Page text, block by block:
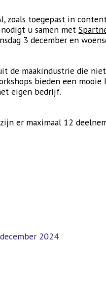
zoals toegepast in
nodigt u samen met
3 december en
de maakindustrie die
bieden een
eigen bedrijf.
er maximaal 12
2024